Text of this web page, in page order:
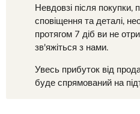
Невдовзі після покупки,
сповіщення та деталі,
протягом 7 діб ви не
зв'яжіться з нами.
Увесь прибуток від
буде спрямований на